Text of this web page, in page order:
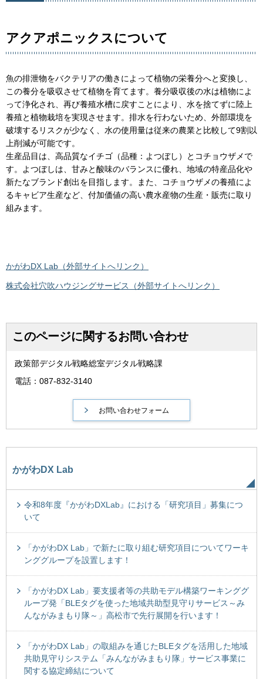
アクアポニックスについて
魚の排泄物をバクテリアの働きによって植物の栄養分へと変換し、
この養分を吸収させて植物を育てます。養分吸収後の水は植物によ
って浄化され、再び養殖水槽に戻すことにより、水を捨てずに陸上
養殖と植物栽培を実現させます。排水を行わないため、外部環境を
破壊するリスクが少なく、水の使用量は従来の農業と比較して9割以
上削減が可能です。
生産品目は、高品質なイチゴ（品種：よつぼし）とコチョウザメで
す。よつぼしは、甘みと酸味のバランスに優れ、地域の特産品化や
新たなブランド創出を目指します。また、コチョウザメの養殖によ
るキャビア生産など、付加価値の高い農水産物の生産・販売に取り
組みます。
かがわDX Lab（外部サイトへリンク）
株式会社穴吹ハウジングサービス（外部サイトへリンク）
このページに関するお問い合わせ
政策部デジタル戦略総室デジタル戦略課
電話：087-832-3140
かがわDX Lab
令和8年度『かがわDXLab』における「研究項目」募集につ
いて
「かがわDX Lab」で新たに取り組む研究項目についてワーキ
ンググループを設置します！
「かがわDX Lab」要支援者等の共助モデル構築ワーキンググ
ループ発「BLEタグを使った地域共助型見守りサービス～み
んながみまもり隊～」高松市で先行展開を行います！
「かがわDX Lab」の取組みを通じたBLEタグを活用した地域
共助見守りシステム「みんながみまもり隊」サービス事業に
関する協定締結について